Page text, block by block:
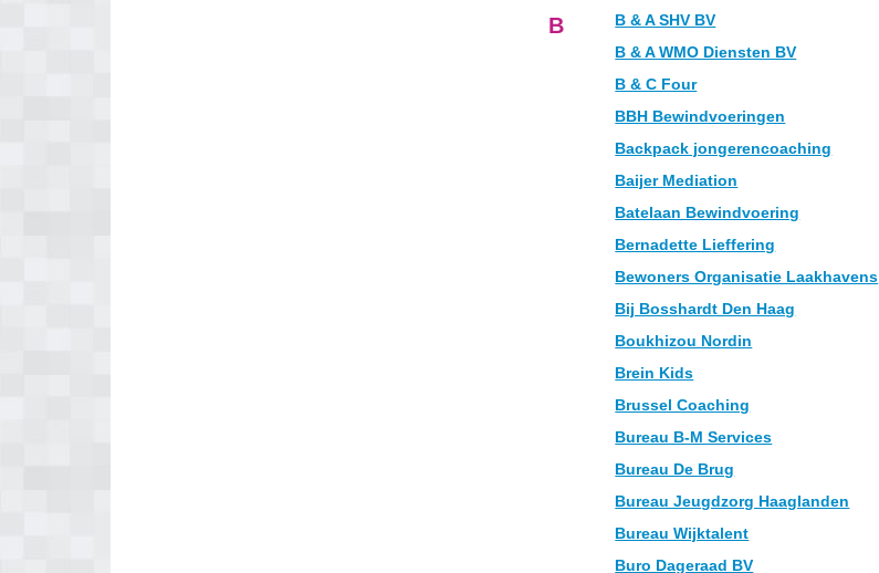
B
B & A SHV BV
B & A WMO Diensten BV
B & C Four
BBH Bewindvoeringen
Backpack jongerencoaching
Baijer Mediation
Batelaan Bewindvoering
Bernadette Lieffering
Bewoners Organisatie Laakhavens
Bij Bosshardt Den Haag
Boukhizou Nordin
Brein Kids
Brussel Coaching
Bureau B-M Services
Bureau De Brug
Bureau Jeugdzorg Haaglanden
Bureau Wijktalent
Buro Dageraad BV